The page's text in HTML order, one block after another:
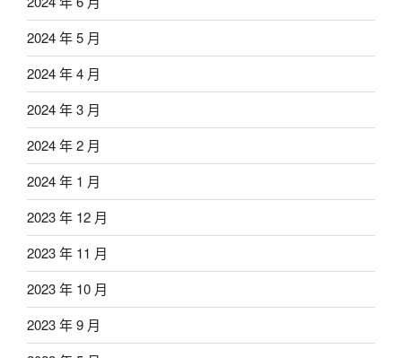
2024 年 5 月
2024 年 4 月
2024 年 3 月
2024 年 2 月
2024 年 1 月
2023 年 12 月
2023 年 11 月
2023 年 10 月
2023 年 9 月